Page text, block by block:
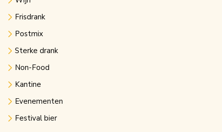
Frisdrank
Postmix
Sterke drank
Non-Food
Kantine
Evenementen
Festival bier